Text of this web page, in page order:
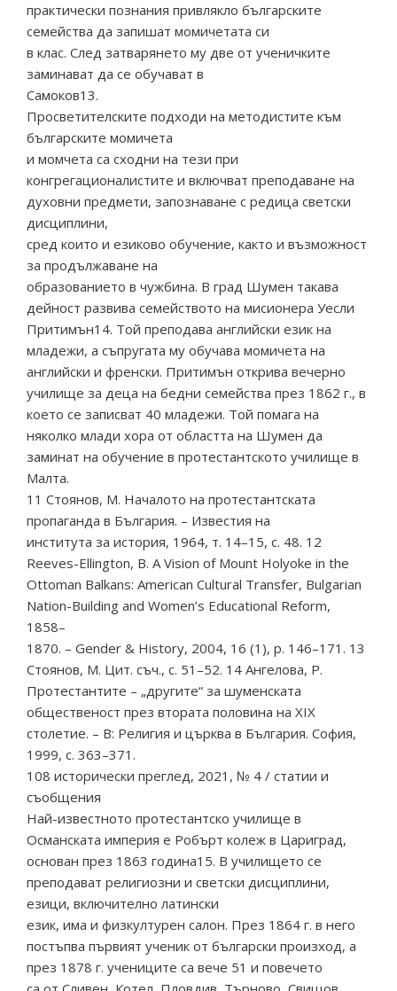
практически познания привлякло българските
семейства да запишат момичетата си
в клас. След затварянето му две от ученичките
заминават да се обучават в
Самоков13.
Просветителските подходи на методистите към
българските момичета
и момчета са сходни на тези при
конгрегационалистите и включват преподаване на
духовни предмети, запознаване с редица светски
дисциплини,
сред които и езиково обучение, както и възможност
за продължаване на
образованието в чужбина. В град Шумен такава
дейност развива семейството на мисионера Уесли
Притимън14. Той преподава английски език на
младежи, а съпругата му обучава момичета на
английски и френски. Притимън открива вечерно
училище за деца на бедни семейства през 1862 г., в
което се записват 40 младежи. Той помага на
няколко млади хора от областта на Шумен да
заминат на обучение в протестантското училище в
Малта.
11 Стоянов, М. Началото на протестантската
пропаганда в България. – Известия на
института за история, 1964, т. 14–15, с. 48. 12
Reeves-Ellington, B. A Vision of Mount Holyoke in the
Ottoman Balkans: American Cultural Transfer, Bulgarian
Nation-Building and Women’s Educational Reform,
1858–
1870. – Gender & History, 2004, 16 (1), p. 146–171. 13
Стоянов, М. Цит. съч., с. 51–52. 14 Ангелова, Р.
Протестантите – „другите“ за шуменската
общественост през втората половина на ХІХ
столетие. – В: Религия и църква в България. София,
1999, с. 363–371.
108 исторически преглед, 2021, № 4 / статии и
съобщения
Най-известното протестантско училище в
Османската империя е Робърт колеж в Цариград,
основан през 1863 година15. В училището се
преподават религиозни и светски дисциплини,
езици, включително латински
език, има и физкултурен салон. През 1864 г. в него
постъпва първият ученик от български произход, а
през 1878 г. учениците са вече 51 и повечето